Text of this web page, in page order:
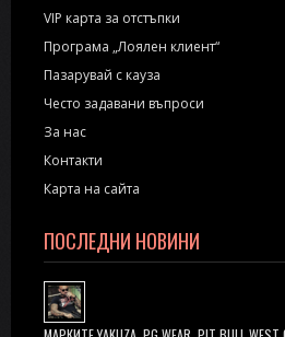
VIP карта за отстъпки
Програма „Лоялен клиент“
Пазарувай с кауза
Често задавани въпроси
За нас
Контакти
Карта на сайта
ПОСЛЕДНИ НОВИНИ